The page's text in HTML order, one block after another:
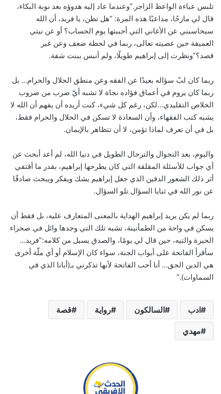
تلبس عباءة الواعظ الزاجر.”وعندما عاد إليه هدوؤه بعد نوبة البكاء،
قال لي مازحًا، مداعبًا هذه المرة: “هل تظن، يا فريد، أن الله
سيحاسبني عن الأغاني التي أحببتها يوم الحساب؟ أو عن نيتي
العميقة حين عصيته تعالى، ربما في لحظة ضعف وعن غير
قصد؟”ونظرت إلى إبراهيم طويلًا، ولم أنبس ببنت شفة.
ربما كان لبّ سؤاله بعيدًا عن الفقه وعن منطق الحلال والحرام… بل
ربما كان يروم في أعماق فؤاده نجاة لا تشبه أيّ ضرب من ضروب
الخلاص التقليدي…لكن، رغم كل شيء، كنت أريده أن يفهم أن الله لا
يشبه كتب الفقهاء، وأن السعادة لا تسكن في الحلال والحرام فقط،
بل في أن تعرف لماذا تؤمن، لا أن تتظاهر بالإيمان.
واليوم، بعد التجوال والترحال الطويل في دنيا الله، لم أعد أبحث عن
أي جواب للأسئلة المقلقة التي كان يطرحها إبراهيم، بقدر ما أقتفي
أثر ذلك الشعور الدفين الذي جعل إبراهيم يشك ويفكر ويبحث صادقًا
عن نور الله في ثنايا السؤال تلو السؤال.
ربما لم يكن يريد إبراهيم الهداية بالمعنى المتعارف عليه، بل فقط أن
يسكن في واحة من الطمأنينة، تشبه تلك التي وجدها وائل في صحراء
الحيرة والتيه، حين قال لي يومًا، والصدق يسيل من كلامه:”فريد…
سأقرأ الفاتحة على أبواب الجنة، سواء كان الإسلام أو أي ملّة أخرى
هي الدين الحق… أنا أحب الفاتحة لأنها تذكرني بـ(أبانا الذي في
السماوات).”
ادب السالكون رواية قصة
مهدي